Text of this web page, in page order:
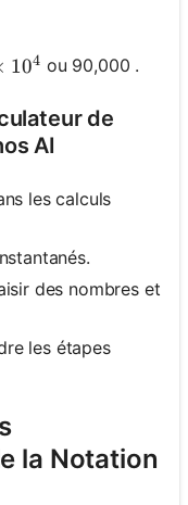
10^4
104 ou 90,000 .
de
AI
les calculs
des nombres et
les étapes
la Notation